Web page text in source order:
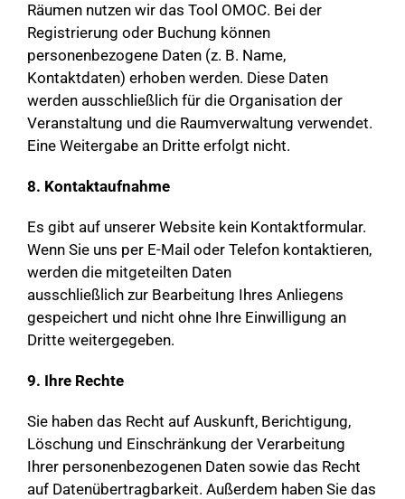
Räumen nutzen wir das Tool OMOC. Bei der
Registrierung oder Buchung können
personenbezogene Daten (z. B. Name,
Kontaktdaten) erhoben werden. Diese Daten
werden ausschließlich für die Organisation der
Veranstaltung und die Raumverwaltung verwendet.
Eine Weitergabe an Dritte erfolgt nicht.
8. Kontaktaufnahme
Es gibt auf unserer Website kein Kontaktformular.
Wenn Sie uns per E-Mail oder Telefon kontaktieren,
werden die mitgeteilten Daten
ausschließlich zur Bearbeitung Ihres Anliegens
gespeichert und nicht ohne Ihre Einwilligung an
Dritte weitergegeben.
9. Ihre Rechte
Sie haben das Recht auf Auskunft, Berichtigung,
Löschung und Einschränkung der Verarbeitung
Ihrer personenbezogenen Daten sowie das Recht
auf Datenübertragbarkeit. Außerdem haben Sie das